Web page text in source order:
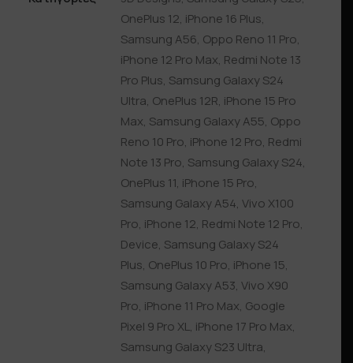
OnePlus 12, iPhone 16 Plus,
Samsung A56, Oppo Reno 11 Pro,
iPhone 12 Pro Max, Redmi Note 13
Pro Plus, Samsung Galaxy S24
Ultra, OnePlus 12R, iPhone 15 Pro
Max, Samsung Galaxy A55, Oppo
Reno 10 Pro, iPhone 12 Pro, Redmi
Note 13 Pro, Samsung Galaxy S24,
OnePlus 11, iPhone 15 Pro,
Samsung Galaxy A54, Vivo X100
Pro, iPhone 12, Redmi Note 12 Pro,
Device, Samsung Galaxy S24
Plus, OnePlus 10 Pro, iPhone 15,
Samsung Galaxy A53, Vivo X90
Pro, iPhone 11 Pro Max, Google
Pixel 9 Pro XL, iPhone 17 Pro Max,
Samsung Galaxy S23 Ultra,